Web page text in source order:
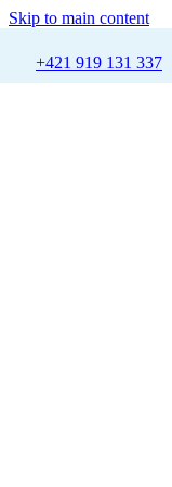
Skip to main content
+421 919 131 337